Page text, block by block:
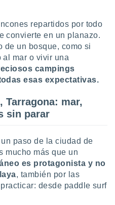
repartidos por todo
convierte en un planazo.
de un bosque, como si
al mar o vivir una
campings
esas expectativas.
Tarragona: mar,
sin parar
paso de la ciudad de
mucho más que un
es protagonista y no
, también por las
desde paddle surf